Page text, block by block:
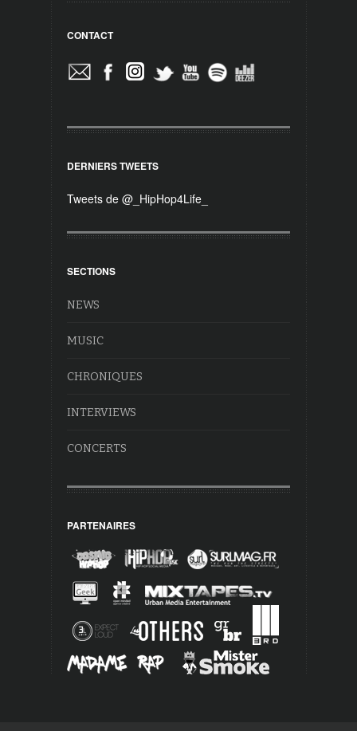
CONTACT
DERNIERS TWEETS
Tweets de @_HipHop4Life_
SECTIONS
NEWS
MUSIC
CHRONIQUES
INTERVIEWS
CONCERTS
PARTENAIRES